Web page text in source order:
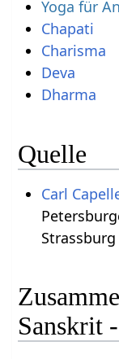
Yoga für
Chapati
Charisma
Deva
Dharma
Quelle
Carl
Strassburg
Sanskrit